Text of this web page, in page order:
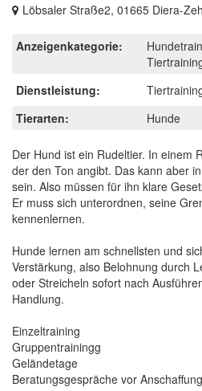
Löbsaler Straße2, 01665 Diera-
Anzeigenkategorie:
Dienstleistung:
Tierarten:
Hunde
Der Hund ist ein Rudeltier. In einem
der den Ton angibt. Das kann aber
sein. Also müssen für ihn klare
Er muss sich unterordnen, seine
kennenlernen.
Hunde lernen am schnellsten und
Verstärkung, also Belohnung durch
oder Streicheln sofort nach
Handlung.
Einzeltraining
Gruppentrainingg
Geländetage
Beratungsgespräche vor